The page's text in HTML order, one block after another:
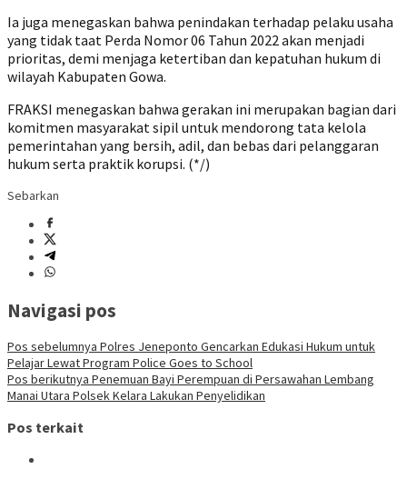
Ia juga menegaskan bahwa penindakan terhadap pelaku usaha
yang tidak taat Perda Nomor 06 Tahun 2022 akan menjadi
prioritas, demi menjaga ketertiban dan kepatuhan hukum di
wilayah Kabupaten Gowa.
FRAKSI menegaskan bahwa gerakan ini merupakan bagian dari
komitmen masyarakat sipil untuk mendorong tata kelola
pemerintahan yang bersih, adil, dan bebas dari pelanggaran
hukum serta praktik korupsi. (*/)
Sebarkan
Navigasi pos
Pos sebelumnya Polres Jeneponto Gencarkan Edukasi Hukum untuk
Pelajar Lewat Program Police Goes to School
Pos berikutnya Penemuan Bayi Perempuan di Persawahan Lembang
Manai Utara Polsek Kelara Lakukan Penyelidikan
Pos terkait